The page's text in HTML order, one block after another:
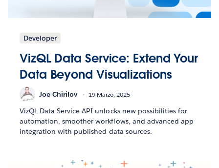
Developer
VizQL Data Service: Extend Your
Data Beyond Visualizations
Joe Chirilov 19 Marzo, 2025
VizQL Data Service API unlocks new possibilities for
automation, smoother workflows, and advanced app
integration with published data sources.